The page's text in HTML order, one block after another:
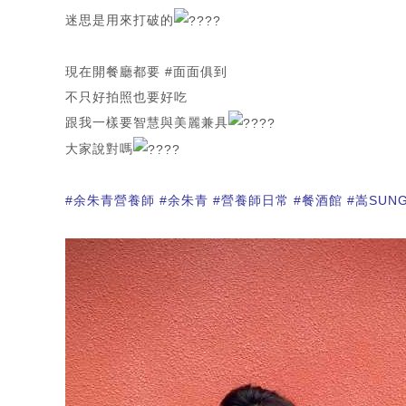
迷思是用來打破的
現在開餐廳都要 #面面俱到
不只好拍照也要好吃
跟我一樣要智慧與美麗兼具
大家說對嗎
#余朱青營養師 #余朱青 #營養師日常 #餐酒館 #嵩